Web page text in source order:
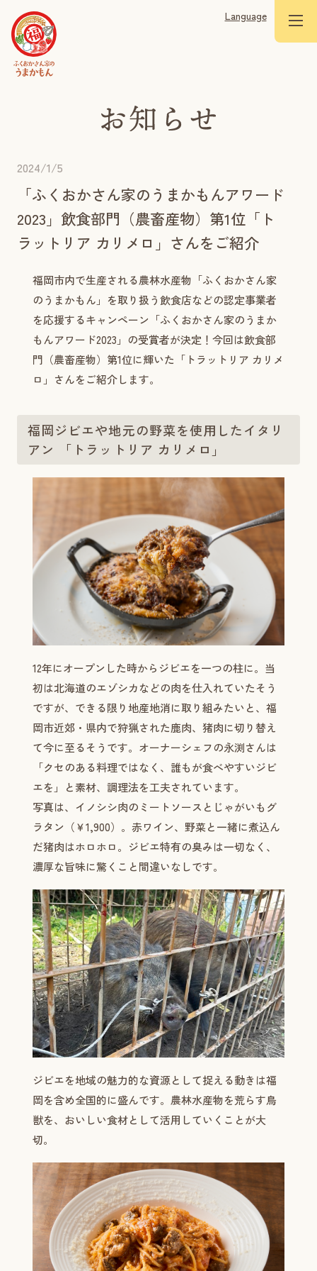
Language
2024/1/5
「ふくおかさん家のうまかもんアワード
2023」飲食部門（農畜産物）第1位「ト
ラットリア カリメロ」さんをご紹介
福岡市内で生産される農林水産物「ふくおかさん家
のうまかもん」を取り扱う飲食店などの認定事業者
を応援するキャンペーン「ふくおかさん家のうまか
もんアワード2023」の受賞者が決定！今回は飲食部
門（農畜産物）第1位に輝いた「トラットリア カリメ
ロ」さんをご紹介します。
福岡ジビエや地元の野菜を使用したイタリ
アン 「トラットリア カリメロ」
12年にオープンした時からジビエを一つの柱に。当
初は北海道のエゾシカなどの肉を仕入れていたそう
ですが、できる限り地産地消に取り組みたいと、福
岡市近郊・県内で狩猟された鹿肉、猪肉に切り替え
て今に至るそうです。オーナーシェフの永渕さんは
「クセのある料理ではなく、誰もが食べやすいジビ
エを」と素材、調理法を工夫されています。
写真は、イノシシ肉のミートソースとじゃがいもグ
ラタン（￥1,900）。赤ワイン、野菜と一緒に煮込ん
だ猪肉はホロホロ。ジビエ特有の臭みは一切なく、
濃厚な旨味に驚くこと間違いなしです。
ジビエを地域の魅力的な資源として捉える動きは福
岡を含め全国的に盛んです。農林水産物を荒らす鳥
獣を、おいしい食材として活用していくことが大
切。